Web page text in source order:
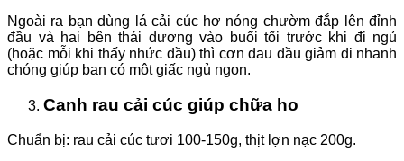
Ngoài ra bạn dùng lá cải cúc hơ nóng chườm đắp lên đỉnh
đầu và hai bên thái dương vào buổi tối trước khi đi ngủ
(hoặc mỗi khi thấy nhức đầu) thì cơn đau đầu giảm đi nhanh
chóng giúp bạn có một giấc ngủ ngon.
Canh rau cải cúc giúp chữa ho
Chuẩn bị: rau cải cúc tươi 100-150g, thịt lợn nạc 200g.